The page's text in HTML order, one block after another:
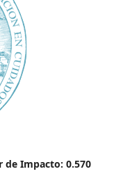
de Impacto: 0.570